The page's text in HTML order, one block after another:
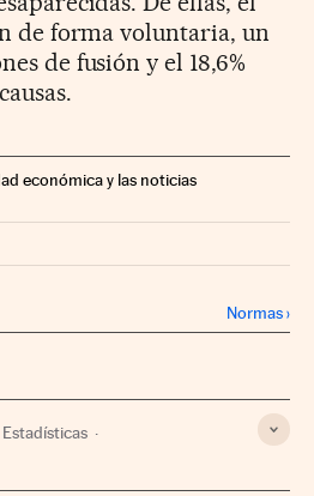
de forma voluntaria, un
de fusión y el 18,6%
económica y las noticias
Facebook
en Twitter
Normas›
Estadísticas